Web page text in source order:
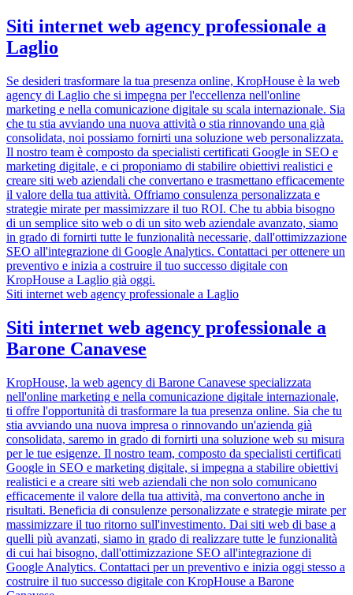
Siti internet web agency professionale a
Laglio
Se desideri trasformare la tua presenza online, KropHouse è la web
agency di Laglio che si impegna per l'eccellenza nell'online
marketing e nella comunicazione digitale su scala internazionale. Sia
che tu stia avviando una nuova attività o stia rinnovando una già
consolidata, noi possiamo fornirti una soluzione web personalizzata.
Il nostro team è composto da specialisti certificati Google in SEO e
marketing digitale, e ci proponiamo di stabilire obiettivi realistici e
creare siti web aziendali che convertano e trasmettano efficacemente
il valore della tua attività. Offriamo consulenza personalizzata e
strategie mirate per massimizzare il tuo ROI. Che tu abbia bisogno
di un semplice sito web o di un sito web aziendale avanzato, siamo
in grado di fornirti tutte le funzionalità necessarie, dall'ottimizzazione
SEO all'integrazione di Google Analytics. Contattaci per ottenere un
preventivo e inizia a costruire il tuo successo digitale con
KropHouse a Laglio già oggi.
Siti internet web agency professionale a Laglio
Siti internet web agency professionale a
Barone Canavese
KropHouse, la web agency di Barone Canavese specializzata
nell'online marketing e nella comunicazione digitale internazionale,
ti offre l'opportunità di trasformare la tua presenza online. Sia che tu
stia avviando una nuova impresa o rinnovando un'azienda già
consolidata, saremo in grado di fornirti una soluzione web su misura
per le tue esigenze. Il nostro team, composto da specialisti certificati
Google in SEO e marketing digitale, si impegna a stabilire obiettivi
realistici e a creare siti web aziendali che non solo comunicano
efficacemente il valore della tua attività, ma convertono anche in
risultati. Beneficia di consulenze personalizzate e strategie mirate per
massimizzare il tuo ritorno sull'investimento. Dai siti web di base a
quelli più avanzati, siamo in grado di realizzare tutte le funzionalità
di cui hai bisogno, dall'ottimizzazione SEO all'integrazione di
Google Analytics. Contattaci per un preventivo e inizia oggi stesso a
costruire il tuo successo digitale con KropHouse a Barone